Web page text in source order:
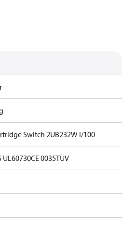
Switch 2UB232W I/100
UL60730CE 0035TÜV